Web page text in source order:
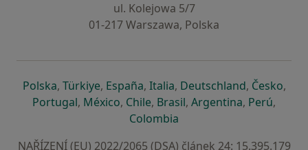
ul. Kolejowa 5/7
01-217 Warszawa, Polska
Polskase otevře v nové záložce
, Türkiyese otevře v nové záložce
, Españase otevře v nové záložce
, Italiase otevře v nové záložce
, Deutschlandse otevře v
, Českose
,
Portugalse otevře v nové záložce
, Méxicose otevře v nové záložce
, Chilese otevře v nové záložce
, Brasilse otevře v nové
, Argentinase otevře v
, Perúse
,
Colombia
NAŘÍZENÍ (EU) 2022/2065 (DSA) článek 24: 15.395.179